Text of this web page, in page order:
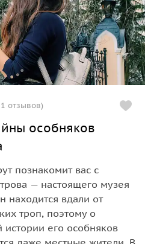
отзывов)
особняков
познакомит вас с
— настоящего музея
вдали от
троп, поэтому о
истории его особняков